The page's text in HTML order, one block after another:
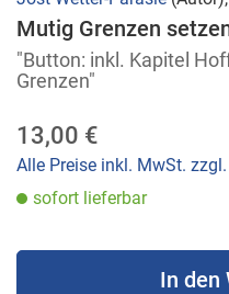
Mutig Grenzen
"Button: inkl. Kapitel
Grenzen"
13,00 €
Alle Preise inkl. MwSt.
sofort lieferbar
In den